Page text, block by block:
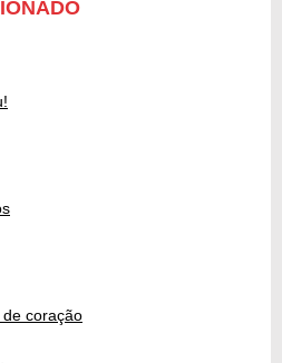
coração